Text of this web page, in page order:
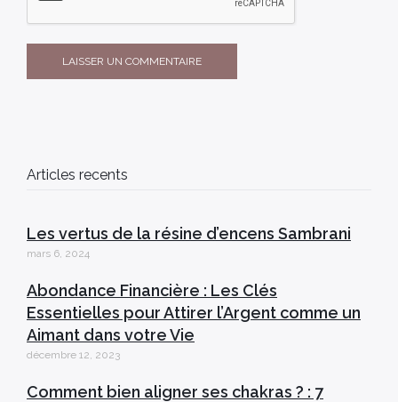
Articles recents
Les vertus de la résine d’encens Sambrani
mars 6, 2024
Abondance Financière : Les Clés
Essentielles pour Attirer l’Argent comme un
Aimant dans votre Vie
décembre 12, 2023
Comment bien aligner ses chakras ? : 7